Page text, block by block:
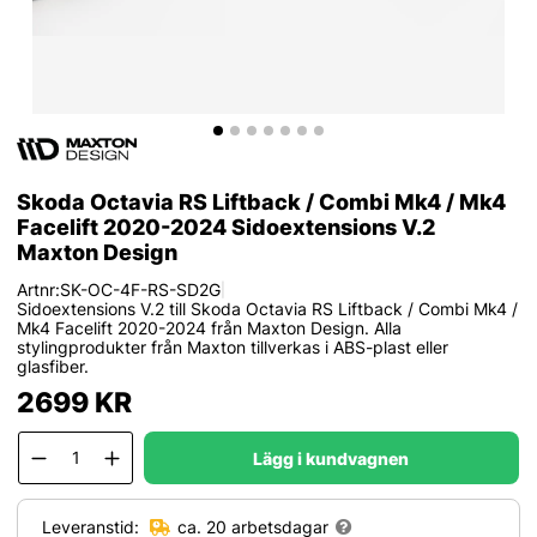
Skoda Octavia RS Liftback / Combi Mk4 / Mk4
Facelift 2020-2024 Sidoextensions V.2
Maxton Design
Artnr:SK-OC-4F-RS-SD2G|
Sidoextensions V.2 till Skoda Octavia RS Liftback / Combi Mk4 /
Mk4 Facelift 2020-2024 från Maxton Design. Alla
stylingprodukter från Maxton tillverkas i ABS-plast eller
glasfiber.
2699KR
Lägg i kundvagnen
Leveranstid: ca. 20 arbetsdagar